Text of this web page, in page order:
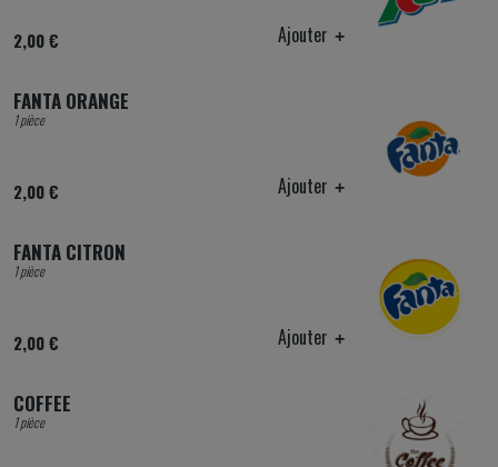
2,00 € Ajouter
FANTA ORANGE
1 pièce
2,00 € Ajouter
FANTA CITRON
1 pièce
2,00 € Ajouter
COFFEE
1 pièce